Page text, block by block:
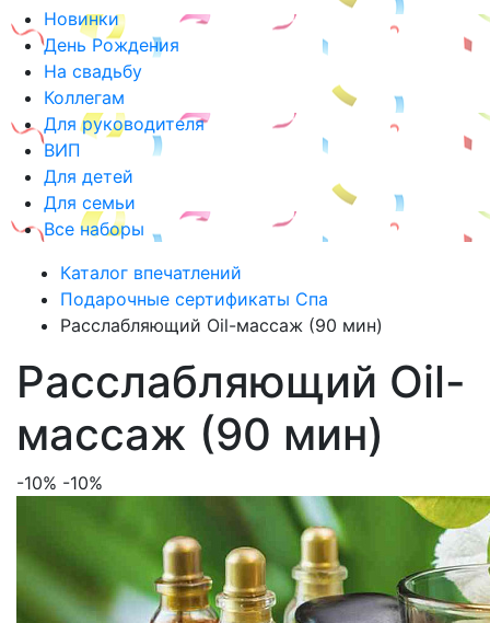
Новинки
День Рождения
На свадьбу
Коллегам
Для руководителя
ВИП
Для детей
Для семьи
Все наборы
Каталог впечатлений
Подарочные сертификаты Спа
Расслабляющий Oil-массаж (90 мин)
Расслабляющий Oil-
массаж (90 мин)
-10% -10%